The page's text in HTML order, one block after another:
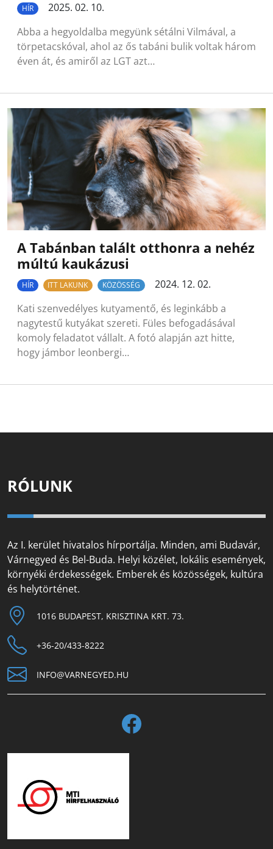
HÍR
2025. 02. 10.
Abba a hegyoldalba megyünk sétálni Vilmával, a
törpetacskóval, ahol az ős tabáni bulik voltak három
éven át, és amiről az LGT azt…
A Tabánban talált otthonra a nehéz
múltú kaukázusi
HÍR ITT LAKUNK KÖZÖSSÉG
2024. 12. 02.
Kati szenvedélyes kutyamentő, és leginkább a
nagytestű kutyákat szereti. Füles befogadásával
komoly feladatot vállalt. A fotó alapján azt hitte,
hogy jámbor leonbergi…
RÓLUNK
Az I. kerület hivatalos hírportálja. Minden, ami Budavár,
Várnegyed és Bel-Buda. Helyi közélet, lokális események,
környéki érdekességek. Emberek és közösségek, kultúra
és helytörténet.
1016 BUDAPEST, KRISZTINA KRT. 73.
+36-20/433-8222
INFO@VARNEGYED.HU